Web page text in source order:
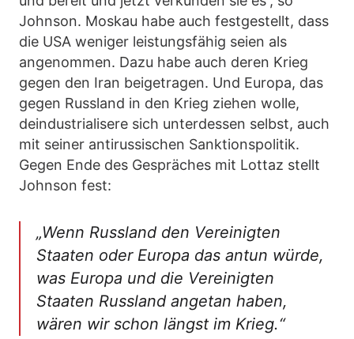
Johnson. Moskau habe auch festgestellt, dass
die USA weniger leistungsfähig seien als
angenommen. Dazu habe auch deren Krieg
gegen den Iran beigetragen. Und Europa, das
gegen Russland in den Krieg ziehen wolle,
deindustrialisere sich unterdessen selbst, auch
mit seiner antirussischen Sanktionspolitik.
Gegen Ende des Gespräches mit Lottaz stellt
Johnson fest:
„Wenn Russland den Vereinigten
Staaten oder Europa das antun würde,
was Europa und die Vereinigten
Staaten Russland angetan haben,
wären wir schon längst im Krieg.“